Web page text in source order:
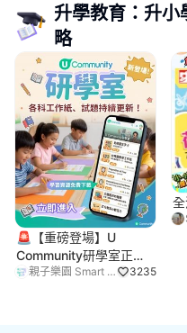
升學教育：升
略
🚨【重磅登場】U
Community研學室正式
上線！🚨
親子樂園 Smart Kids 3235